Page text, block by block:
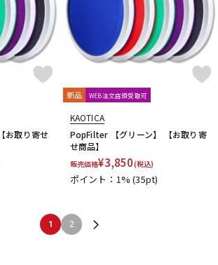
お取り寄せ
新品 WEB注文店頭受取可
KAOTICA
PopFilter 【グリーン】 【お取り寄
せ商品】
販売価格¥3,850(税込)
ポイント：1%(35pt)
1 2